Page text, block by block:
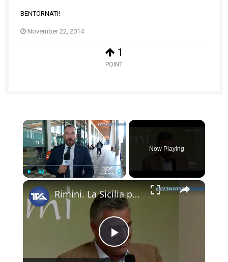
1
POINT
BENTORNATI!
November 22, 2014
×
Now Playing
×
Play
Rimini. La Sicilia protagonista al Macfrut 2026. Ieri l’inaugurazione alla presenza del ministro Lo